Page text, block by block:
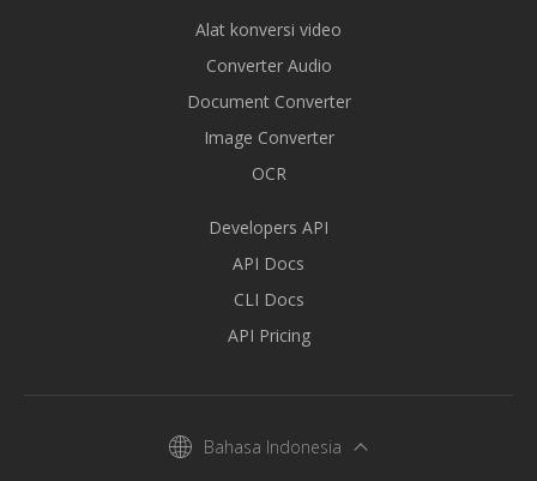
Alat konversi video
Converter Audio
Document Converter
Image Converter
OCR
Developers API
API Docs
CLI Docs
API Pricing
Bahasa Indonesia